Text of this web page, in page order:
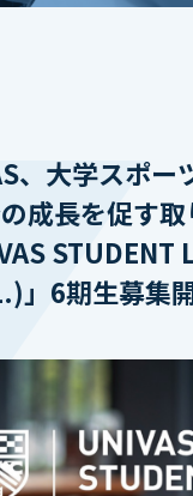
、大学スポー
成長を促す
STUDENT
」6期生募集